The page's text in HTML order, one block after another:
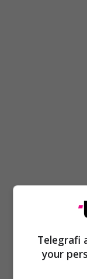
Telegrafi
your